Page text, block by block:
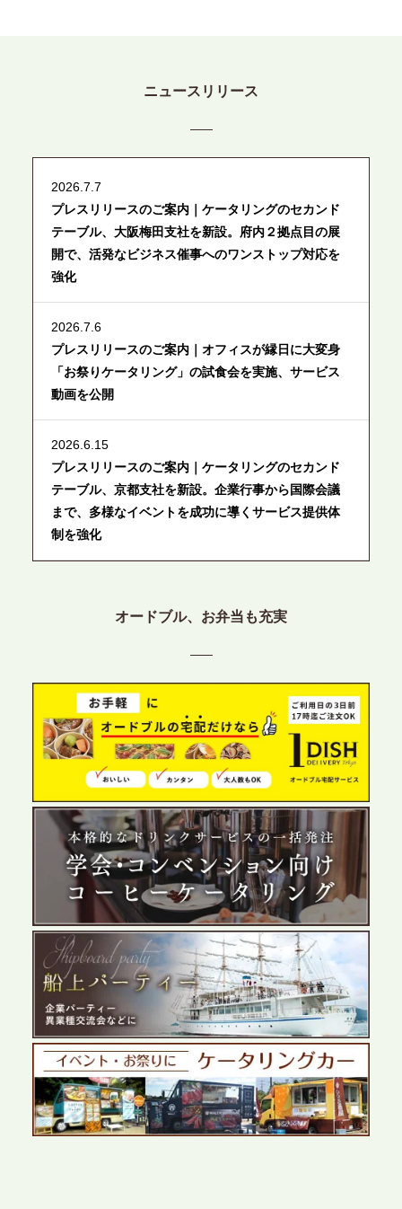
ニュースリリース
2026.7.7
プレスリリースのご案内｜ケータリングのセカンド
テーブル、大阪梅田支社を新設。府内２拠点目の展
開で、活発なビジネス催事へのワンストップ対応を
強化
2026.7.6
プレスリリースのご案内｜オフィスが縁日に大変身
「お祭りケータリング」の試食会を実施、サービス
動画を公開
2026.6.15
プレスリリースのご案内｜ケータリングのセカンド
テーブル、京都支社を新設。企業行事から国際会議
まで、多様なイベントを成功に導くサービス提供体
制を強化
プレスリリースのご案内｜ケータリングのセカンド
テーブル、東京都中央区に支社を新設。都内３拠点
目の展開で、拡大する出張パーティー・ケータリン
2026.6.4
プレスリリースのご案内｜夏の社内親睦が、配属後
の離職防止に。オフィスや会議室で縁日気分を味わ
う「お祭りケータリング」の提供を開始
2026.5.29
プレスリリースのご案内｜ケータリングのセカンド
テーブル、群馬前橋支社を設立。再開発やオフィス
展開が進む前橋エリアの企業ニーズに応え、高品質
なサービスで各種イベント・懇親会をサポート
2026.5.27
プレスリリースのご案内｜ケータリングのセカンド
テーブル、千葉本社を新設。幕張・舞浜の大型イベ
ントから主要都市の社内懇親会まで、現地拠点を活
かしたスムーズな対応を展開
2026.5.22
オードブル、お弁当も充実